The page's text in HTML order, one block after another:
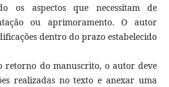
os aspectos que necessitam de
ou aprimoramento. O autor
dentro do prazo estabelecido
retorno do manuscrito, o autor deve
realizadas no texto e anexar uma